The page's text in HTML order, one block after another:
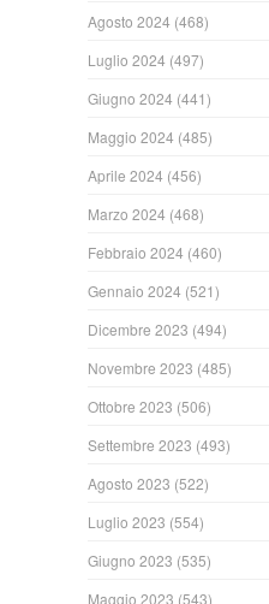
Agosto 2024 (468)
Luglio 2024 (497)
Giugno 2024 (441)
Maggio 2024 (485)
Aprile 2024 (456)
Marzo 2024 (468)
Febbraio 2024 (460)
Gennaio 2024 (521)
Dicembre 2023 (494)
Novembre 2023 (485)
Ottobre 2023 (506)
Settembre 2023 (493)
Agosto 2023 (522)
Luglio 2023 (554)
Giugno 2023 (535)
Maggio 2023 (543)